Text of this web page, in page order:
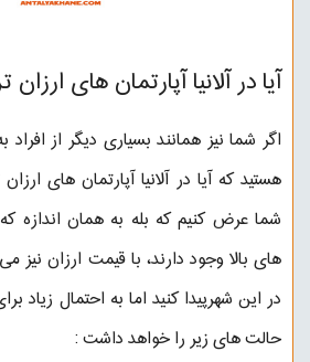
آیا در آلانیا آپارتمان های
اگر شما نیز همانند بسیاری دیگر از
هستید که آیا در آلانیا آپارتمان های
شما عرض کنیم که بله به همان اندازه
های بالا وجود دارند، با قیمت ارزان نیز
در این شهرپیدا کنید اما به احتمال زیاد
حالت های زیر را خواهد داشت :